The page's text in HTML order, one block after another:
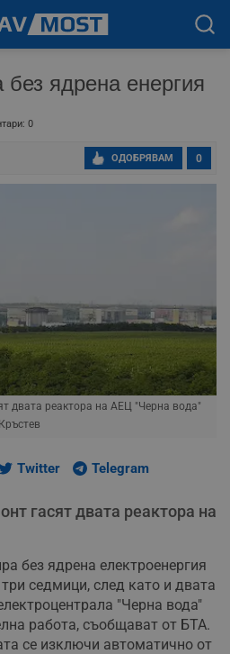
ядрена енергия
0
0
ОДОБРЯВАМ
двата реактора на АЕЦ "Черна вода"
Twitter Telegram
гасят двата реактора на
без ядрена електроенергия
седмици, след като и двата
"Черна вода"
работа, съобщават от БТА.
се изключи автоматично от